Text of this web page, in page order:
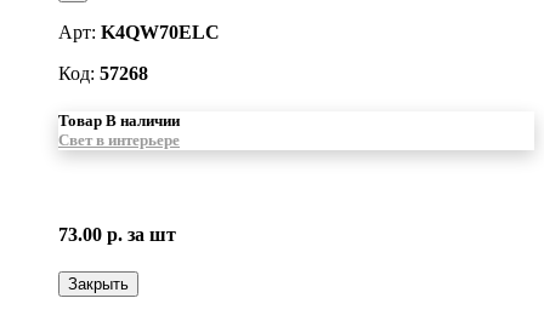
Арт: K4QW70ELC
Код: 57268
Товар В наличии
Свет в интерьере
73.00 р. за шт
Закрыть